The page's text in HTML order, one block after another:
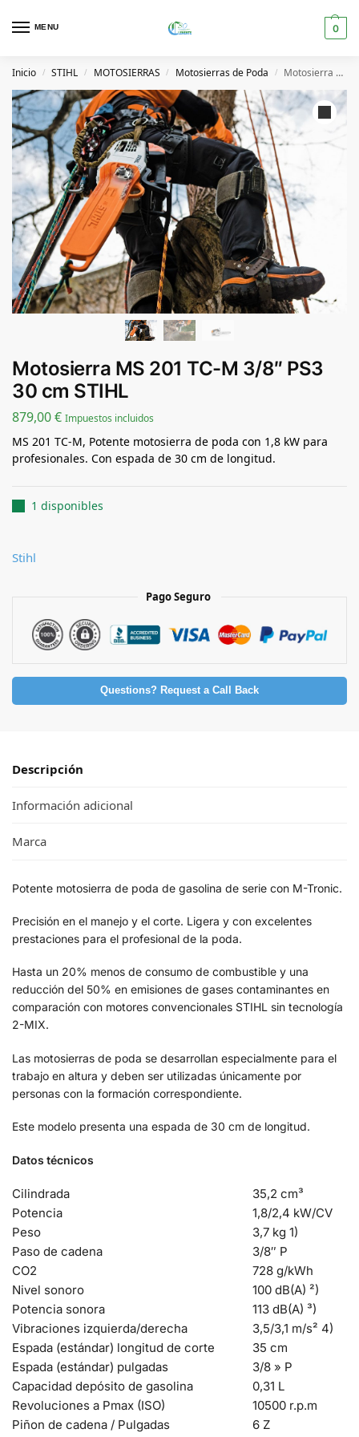
MENU 0
Inicio / STIHL / MOTOSIERRAS / Motosierras de Poda / Motosierra MS 201 TC-M 3/8″ PS3 30 cm STIHL
Motosierra MS 201 TC-M 3/8″ PS3
30 cm STIHL
879,00€ Impuestos incluidos
MS 201 TC-M, Potente motosierra de poda con 1,8 kW para
profesionales. Con espada de 30 cm de longitud.
1 disponibles
Stihl
Pago Seguro
Questions? Request a Call Back
Descripción
Información adicional
Marca
Potente motosierra de poda de gasolina de serie con M-Tronic.
Precisión en el manejo y el corte. Ligera y con excelentes
prestaciones para el profesional de la poda.
Hasta un 20% menos de consumo de combustible y una
reducción del 50% en emisiones de gases contaminantes en
comparación con motores convencionales STIHL sin tecnología
2-MIX.
Las motosierras de poda se desarrollan especialmente para el
trabajo en altura y deben ser utilizadas únicamente por
personas con la formación correspondiente.
Este modelo presenta una espada de 30 cm de longitud.
Datos técnicos
Cilindrada
35,2 cm³
Potencia
1,8/2,4 kW/CV
Peso
3,7 kg 1)
Paso de cadena
3/8″ P
CO2
728 g/kWh
Nivel sonoro
100 dB(A) ²)
Potencia sonora
113 dB(A) ³)
Vibraciones izquierda/derecha
3,5/3,1 m/s² 4)
Espada (estándar) longitud de corte
35 cm
Espada (estándar) pulgadas
3/8 » P
Capacidad depósito de gasolina
0,31 L
Revoluciones a Pmax (ISO)
10500 r.p.m
Piñon de cadena / Pulgadas
6 Z